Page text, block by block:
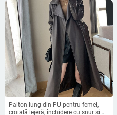
Palton lung din PU pentru femei,
croială lejeră, închidere cu șnur și